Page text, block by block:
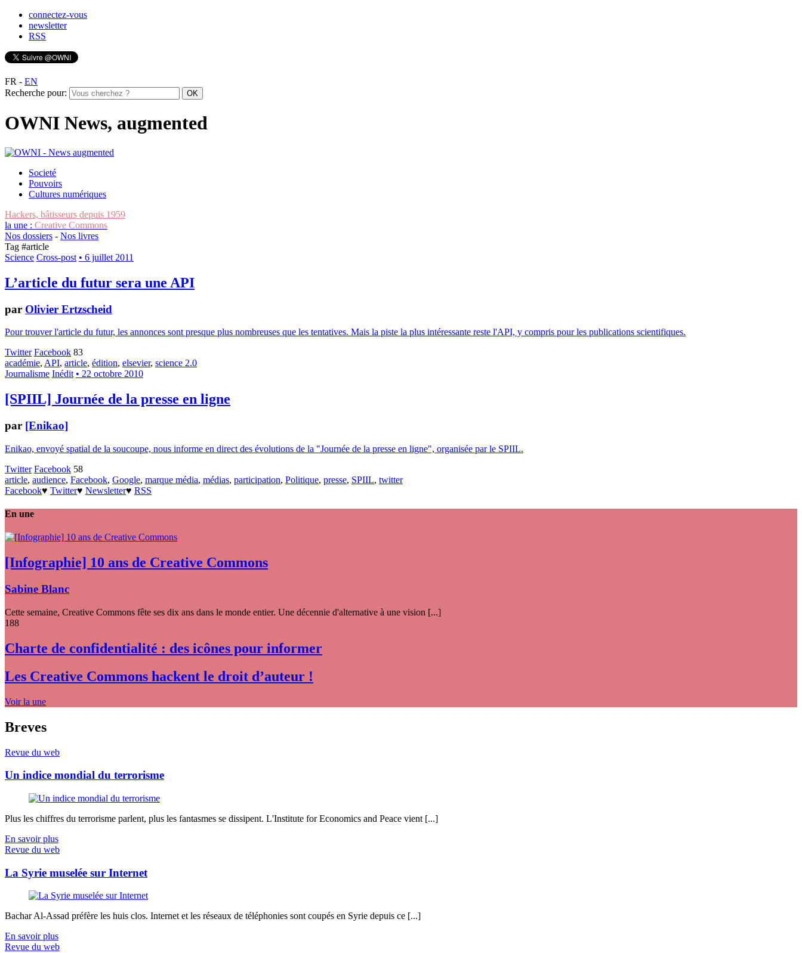
connectez-vous
newsletter
RSS
FR - EN
Recherche pour:
OWNI News, augmented
Societé
Pouvoirs
Cultures numériques
Hackers, bâtisseurs depuis 1959
la une : Creative Commons
Nos dossiers - Nos livres
Tag #article
Science Cross-post • 6 juillet 2011
L’article du futur sera une API
par Olivier Ertzscheid
Pour trouver l'article du futur, les annonces sont presque plus nombreuses que les tentatives. Mais la piste la plus intéressante reste l'API, y compris pour les publications scientifiques.
Twitter Facebook 83
académie, API, article, édition, elsevier, science 2.0
Journalisme Inédit • 22 octobre 2010
[SPIIL] Journée de la presse en ligne
par [Enikao]
Enikao, envoyé spatial de la soucoupe, nous informe en direct des évolutions de la "Journée de la presse en ligne", organisée par le SPIIL.
Twitter Facebook 58
article, audience, Facebook, Google, marque média, médias, participation, Politique, presse, SPIIL, twitter
Facebook♥ Twitter♥ Newsletter♥ RSS
En une
[Infographie] 10 ans de Creative Commons
Sabine Blanc
Cette semaine, Creative Commons fête ses dix ans dans le monde entier. Une décennie d'alternative à une vision [...]
188
Charte de confidentialité : des icônes pour informer
Les Creative Commons hackent le droit d’auteur !
Voir la une
Breves
Revue du web
Un indice mondial du terrorisme
Plus les chiffres du terrorisme parlent, plus les fantasmes se dissipent. L'Institute for Economics and Peace vient [...]
En savoir plus
Revue du web
La Syrie muselée sur Internet
Bachar Al-Assad préfère les huis clos. Internet et les réseaux de téléphonies sont coupés en Syrie depuis ce [...]
En savoir plus
Revue du web